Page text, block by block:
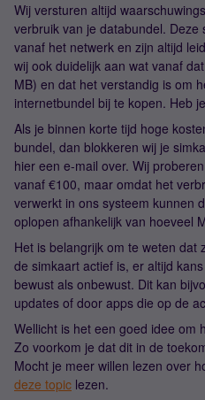
Wij versturen altijd
verbruik van je databundel. Deze
vanaf het netwerk en zijn altijd
wij ook duidelijk aan wat vanaf
MB) en dat het verstandig is om
internetbundel bij te kopen. Heb
Als je binnen korte tijd hoge
bundel, dan blokkeren wij je
hier een e-mail over. Wij
vanaf €100, maar omdat het
verwerkt in ons systeem kunnen
oplopen afhankelijk van hoeveel
Het is belangrijk om te weten
de simkaart actief is, er altijd
bewust als onbewust. Dit kan
updates of door apps die op de
Wellicht is het een goed idee om
Zo voorkom je dat dit in de
Mocht je meer willen lezen over
deze topic lezen.